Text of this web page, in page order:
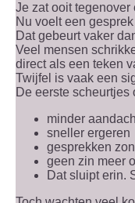
Je zat ooit
Nu voelt een
Dat gebeurt vaker
Veel mensen
direct als een teken
Twijfel is vaak een
De eerste scheurtjes
minder
sneller ergeren
gesprekken
geen zin meer
Dat sluipt erin.